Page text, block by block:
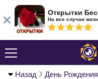
Назад День
Открытки
На все случаи